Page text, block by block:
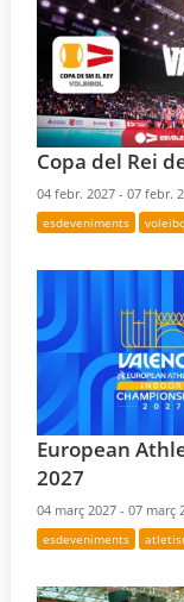
Copa del Rei
04 febr. 2027 - 07 febr.
esdeveniments
European
2027
04 març 2027 - 07
esdeveniments